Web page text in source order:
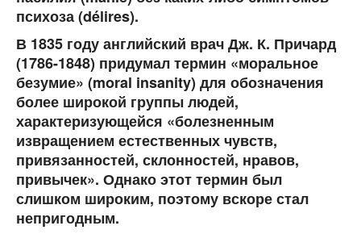
психоза (délires).
В 1835 году английский врачДж. К. Причард
(1786-1848) придумал термин «моральное
безумие» (moral insanity) для обозначения
более широкой группы людей,
характеризующейся «болезненным
извращением естественных чувств,
привязанностей, склонностей, нравов,
привычек». Однако этот термин был
слишком широким, поэтому вскоре стал
непригодным.